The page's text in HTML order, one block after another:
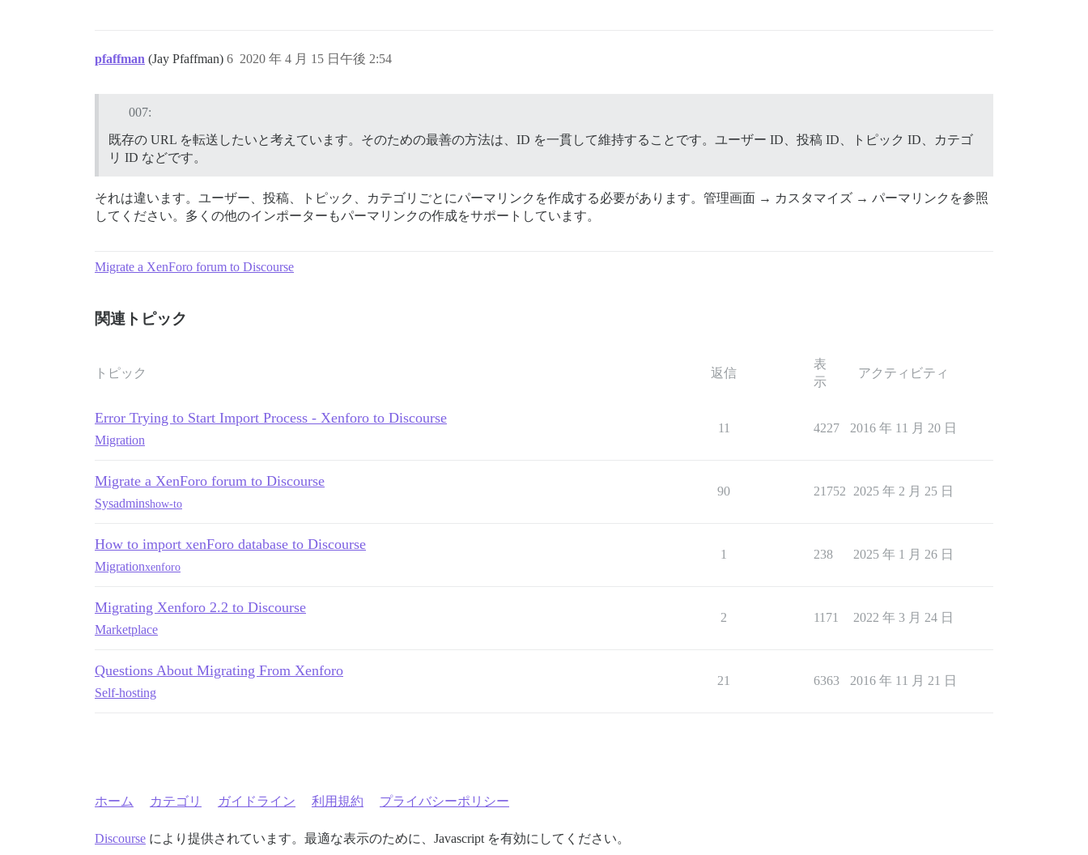
pfaffman (Jay Pfaffman) 2020 年 4 月 15 日午後 2:54
6
007:
既存の URL を転送したいと考えています。そのための最善の方法は、ID を一貫して維持することです。ユーザー ID、投稿 ID、トピック ID、カテゴ
リ ID などです。
それは違います。ユーザー、投稿、トピック、カテゴリごとにパーマリンクを作成する必要があります。管理画面 → カスタマイズ → パーマリンクを参照
してください。多くの他のインポーターもパーマリンクの作成をサポートしています。
Migrate a XenForo forum to Discourse
関連トピック
トピック 返信
表
示
アクティビティ
Error Trying to Start Import Process - Xenforo to Discourse
Migration
11 4227 2016 年 11 月 20 日
Migrate a XenForo forum to Discourse
Sysadminshow-to
90 21752 2025 年 2 月 25 日
How to import xenForo database to Discourse
Migrationxenforo
1 238 2025 年 1 月 26 日
Migrating Xenforo 2.2 to Discourse
Marketplace
2 1171 2022 年 3 月 24 日
Questions About Migrating From Xenforo
Self-hosting
21 6363 2016 年 11 月 21 日
ホーム カテゴリ ガイドライン 利用規約 プライバシーポリシー
Discourse により提供されています。最適な表示のために、Javascript を有効にしてください。